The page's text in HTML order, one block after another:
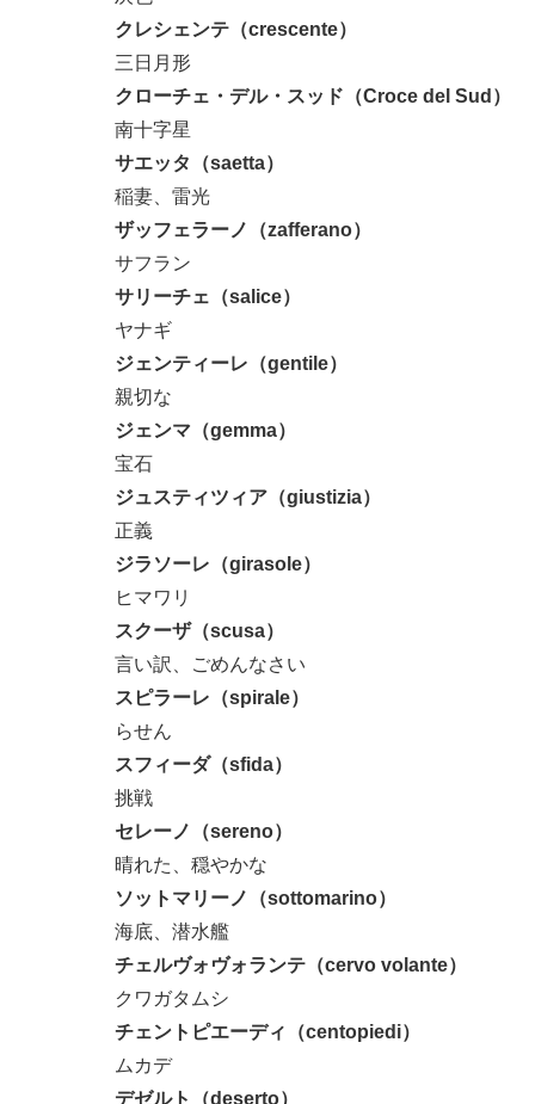
クレシェンテ（crescente）
三日月形
クローチェ・デル・スッド（Croce del Sud）
南十字星
サエッタ（saetta）
稲妻、雷光
ザッフェラーノ（zafferano）
サフラン
サリーチェ（salice）
ヤナギ
ジェンティーレ（gentile）
親切な
ジェンマ（gemma）
宝石
ジュスティツィア（giustizia）
正義
ジラソーレ（girasole）
ヒマワリ
スクーザ（scusa）
言い訳、ごめんなさい
スピラーレ（spirale）
らせん
スフィーダ（sfida）
挑戦
セレーノ（sereno）
晴れた、穏やかな
ソットマリーノ（sottomarino）
海底、潜水艦
チェルヴォヴォランテ（cervo volante）
クワガタムシ
チェントピエーディ（centopiedi）
ムカデ
デゼルト（deserto）